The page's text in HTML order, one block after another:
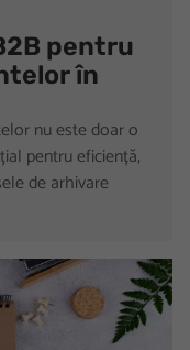
pentru
în
nu este doar o
pentru eficiență,
de arhivare